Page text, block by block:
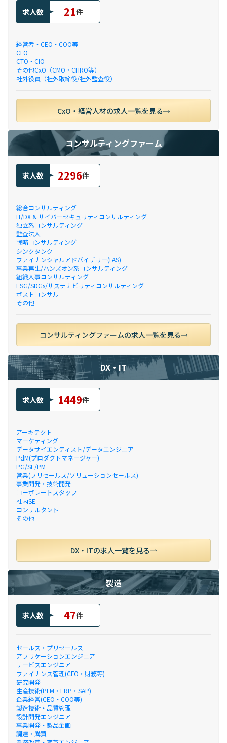
求人数 21件
経営者・CEO・COO等
CFO
CTO・CIO
その他CxO（CMO・CHRO等）
社外役員（社外取締役/社外監査役）
CxO・経営人材の求人一覧を見る
コンサルティングファーム
求人数 2296件
総合コンサルティング
IT/DX & サイバーセキュリティコンサルティング
独立系コンサルティング
監査法人
戦略コンサルティング
シンクタンク
ファイナンシャルアドバイザリー(FAS)
事業再生/ハンズオン系コンサルティング
組織人事コンサルティング
ESG/SDGs/サステナビリティコンサルティング
ポストコンサル
その他
コンサルティングファームの求人一覧を見る
DX・IT
求人数 1449件
アーキテクト
マーケティング
データサイエンティスト/データエンジニア
PdM(プロダクトマネージャー)
PG/SE/PM
営業(プリセールス/ソリューションセールス)
事業開発・技術開発
コーポレートスタッフ
社内SE
コンサルタント
その他
DX・ITの求人一覧を見る
製造
求人数 47件
セールス・プリセールス
アプリケーションエンジニア
サービスエンジニア
ファイナンス管理(CFO・財務等)
研究開発
生産技術(PLM・ERP・SAP)
企業経営(CEO・COO等)
製造技術・品質管理
設計開発エンジニア
事業開発・製品企画
調達・購買